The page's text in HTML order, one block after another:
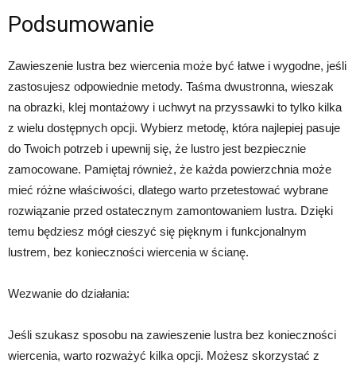
Podsumowanie
Zawieszenie lustra bez wiercenia może być łatwe i wygodne, jeśli
zastosujesz odpowiednie metody. Taśma dwustronna, wieszak
na obrazki, klej montażowy i uchwyt na przyssawki to tylko kilka
z wielu dostępnych opcji. Wybierz metodę, która najlepiej pasuje
do Twoich potrzeb i upewnij się, że lustro jest bezpiecznie
zamocowane. Pamiętaj również, że każda powierzchnia może
mieć różne właściwości, dlatego warto przetestować wybrane
rozwiązanie przed ostatecznym zamontowaniem lustra. Dzięki
temu będziesz mógł cieszyć się pięknym i funkcjonalnym
lustrem, bez konieczności wiercenia w ścianę.
Wezwanie do działania:
Jeśli szukasz sposobu na zawieszenie lustra bez konieczności
wiercenia, warto rozważyć kilka opcji. Możesz skorzystać z